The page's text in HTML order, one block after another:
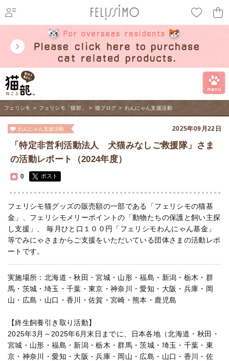
フェリシモ > フェリシモ「猫部」 > 猫ブログ > わんにゃん支援活動
わんにゃん支援活動 2025年09月22日
「特定非営利活動法人 犬猫みなしご救援隊」さま
の活動レポート（2024年度）
0 ポスト
フェリシモ猫グッズの販売額の一部である「フェリシモの猫基
金」、フェリシモメリーポイントの「動物たちの保護と飼い主探
し支援」、 毎月ひと口１００円「フェリシモわんにゃん基金」
等でみにゃさまからご支援をいただいている団体さまの活動レポ
ートです。
実施場所：北海道・秋田・宮城・山形・福島・新潟・栃木・群
馬・茨城・埼玉・千葉・東京・神奈川・愛知・大阪・兵庫・岡
山・広島・山口・香川・佐賀・宮崎・熊本・鹿児島
【終生飼養引き取り活動】
2025年3月～2025年6月末日までに、日本各地（北海道・秋田・
宮城・山形・福島・新潟・栃木・群馬・茨城・埼玉・千葉・東
京・神奈川・愛知・大阪・兵庫・岡山・広島・山口・香川・佐